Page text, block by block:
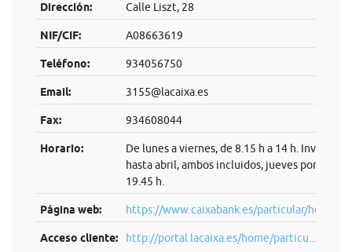
Dirección: Calle Liszt, 28
NIF/CIF: A08663619
Teléfono: 934056750
Email: 3155@lacaixa.es
Fax: 934608044
Horario:
De lunes a viernes, de 8.15 h a 14 h. Invierno:
hasta abril, ambos incluidos, jueves por la
19.45 h.
Página web: https://www.caixabank.es/particular/home/
Acceso cliente: http://portal.lacaixa.es/home/particu...